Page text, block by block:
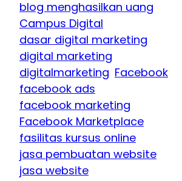
blog menghasilkan uang
Campus Digital
dasar digital marketing
digital marketing
digitalmarketing Facebook
facebook ads
facebook marketing
Facebook Marketplace
fasilitas kursus online
jasa pembuatan website
jasa website